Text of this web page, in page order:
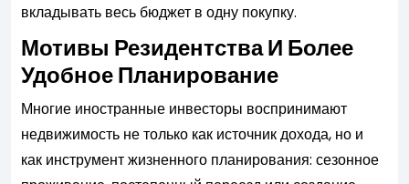
вкладывать весь бюджет в одну покупку.
Мотивы Резидентства И Более
Удобное Планирование
Многие иностранные инвесторы воспринимают
недвижимость не только как источник дохода, но и
как инструмент жизненного планирования: сезонное